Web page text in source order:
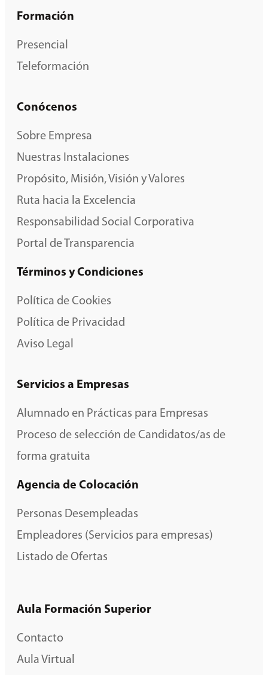
Formación
Presencial
Teleformación
Conócenos
Sobre Empresa
Nuestras Instalaciones
Propósito, Misión, Visión y Valores
Ruta hacia la Excelencia
Responsabilidad Social Corporativa
Portal de Transparencia
Términos y Condiciones
Política de Cookies
Política de Privacidad
Aviso Legal
Servicios a Empresas
Alumnado en Prácticas para Empresas
Proceso de selección de Candidatos/as de
forma gratuita
Agencia de Colocación
Personas Desempleadas
Empleadores (Servicios para empresas)
Listado de Ofertas
Aula Formación Superior
Contacto
Aula Virtual